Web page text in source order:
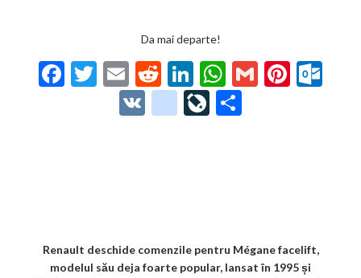
Da mai departe!
F T
w
itt
E
m
ai
R
e
d
Li
n
ke
W
h
at
G Pi
V
g
o
Li
Renault deschide comenzile pentru Mégane facelift,
modelul său deja foarte popular, lansat în 1995 și